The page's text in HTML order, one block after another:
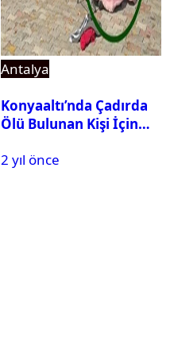
Antalya
Konyaaltı’nda Çadırda
Ölü Bulunan Kişi İçin
2 yıl önce